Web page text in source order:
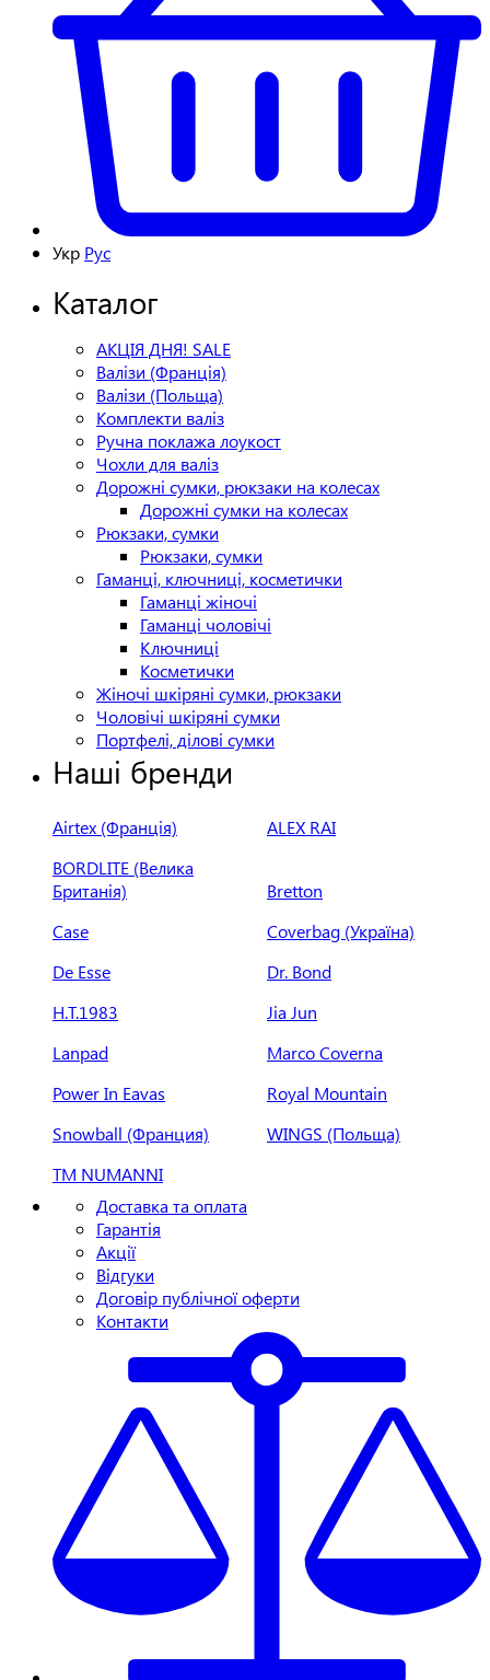
Укр Рус
Каталог
АКЦІЯ ДНЯ! SALE
Валізи (Франція)
Валізи (Польща)
Комплекти валіз
Ручна поклажа лоукост
Чохли для валіз
Дорожні сумки, рюкзаки на колесах
Дорожні сумки на колесах
Рюкзаки, сумки
Рюкзаки, сумки
Гаманці, ключниці, косметички
Гаманці жіночі
Гаманці чоловічі
Ключниці
Косметички
Жіночі шкіряні сумки, рюкзаки
Чоловічі шкіряні сумки
Портфелі, ділові сумки
Наші бренди
Airtex (Франція)
ALEX RAI
BORDLITE (Велика
Британія)
Bretton
Case
Coverbag (Україна)
De Esse
Dr. Bond
H.Т.1983
Jia Jun
Lanpad
Marco Coverna
Power In Eavas
Royal Mountain
Snowball (Франция)
WINGS (Польща)
ТМ NUMANNI
Доставка та оплата
Гарантія
Акції
Відгуки
Договір публічної оферти
Контакти